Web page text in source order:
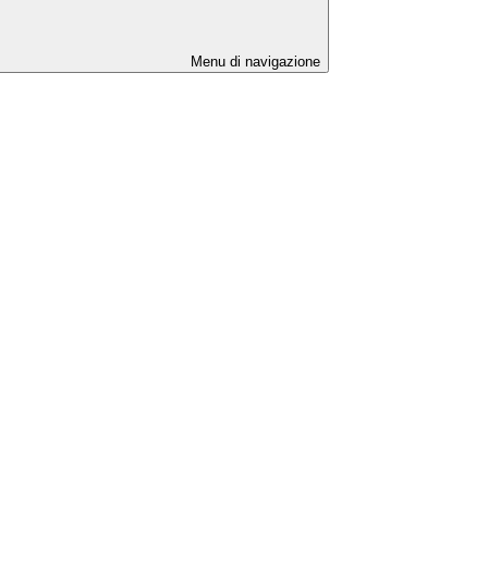
Menu di navigazione